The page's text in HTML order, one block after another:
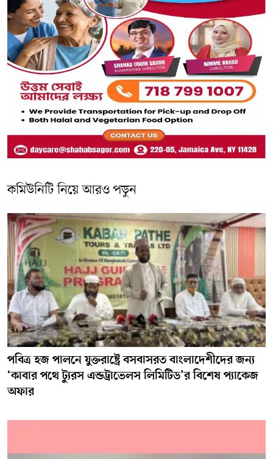
কমিউনিটি নিয়ে আরও পড়ুন
পবিত্র হজ পালনে যুক্তরাষ্ট্রে বসবাসরত বাংলাদেশীদের জন্য
‘কাবার পথে ট্যুরস এন্ডট্রাভেলস লিমিটিড’র বিশেষ প্যাকেজ
অফার